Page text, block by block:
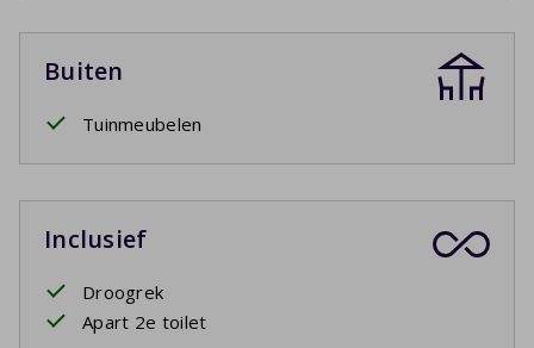
Buiten
Tuinmeubelen
Inclusief
Droogrek
Apart 2e toilet